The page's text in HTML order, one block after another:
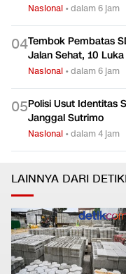
Nasional •dalam 6 jam
04Tembok Pembatas
Jalan Sehat, 10 Luka
Nasional •dalam 6 jam
05Polisi Usut Identitas
Janggal Sutrimo
Nasional •dalam 4 jam
LAINNYA DARI